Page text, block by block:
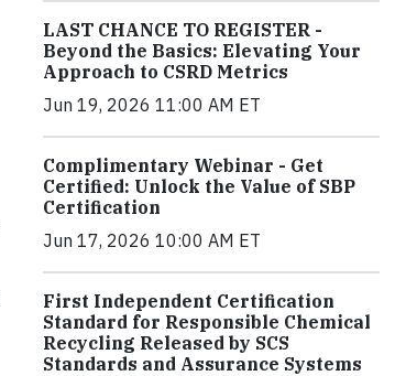
LAST CHANCE TO REGISTER -
Beyond the Basics: Elevating Your
Approach to CSRD Metrics
Jun 19, 2026 11:00 AM ET
Complimentary Webinar - Get
Certified: Unlock the Value of SBP
Certification
Jun 17, 2026 10:00 AM ET
First Independent Certification
Standard for Responsible Chemical
Recycling Released by SCS
Standards and Assurance Systems